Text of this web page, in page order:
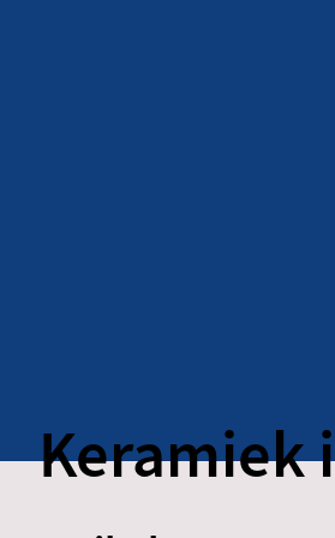
Keramiek